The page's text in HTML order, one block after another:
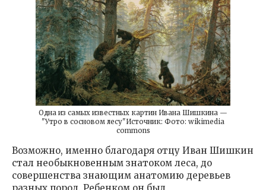
Одна из самых известных картин Ивана Шишкина —
"Утро в сосновом лесу"Источник: Фото: wikimedia
commons
Возможно, именно благодаря отцу Иван Шишкин
стал необыкновенным знатоком леса, до
совершенства знающим анатомию деревьев